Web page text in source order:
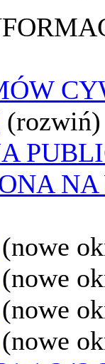
(rozwiń)
(nowe
(nowe
(nowe
(nowe